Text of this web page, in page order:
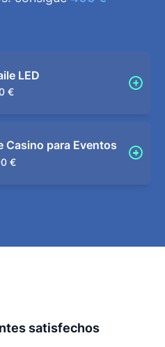
LED
€
Casino para Eventos
€
satisfechos